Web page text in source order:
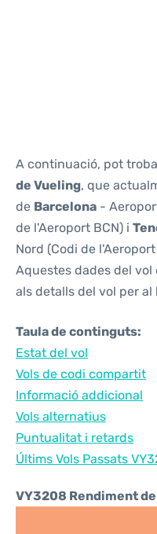
A continuació, pot
de Vueling, que
de Barcelona -
de l'Aeroport BCN) i
Nord (Codi de l'Aeroport
Aquestes dades del
als detalls del vol per al
Taula de continguts:
Estat del vol
Vols de codi compartit
Informació addicional
Vols alternatius
Puntualitat i retards
Últims Vols Passats
VY3208 Rendiment